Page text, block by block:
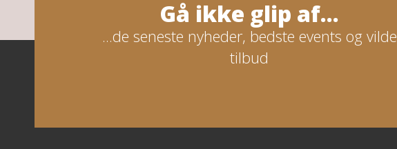
Gå ikke glip af...
...de seneste nyheder, bedste events og vilde
tilbud